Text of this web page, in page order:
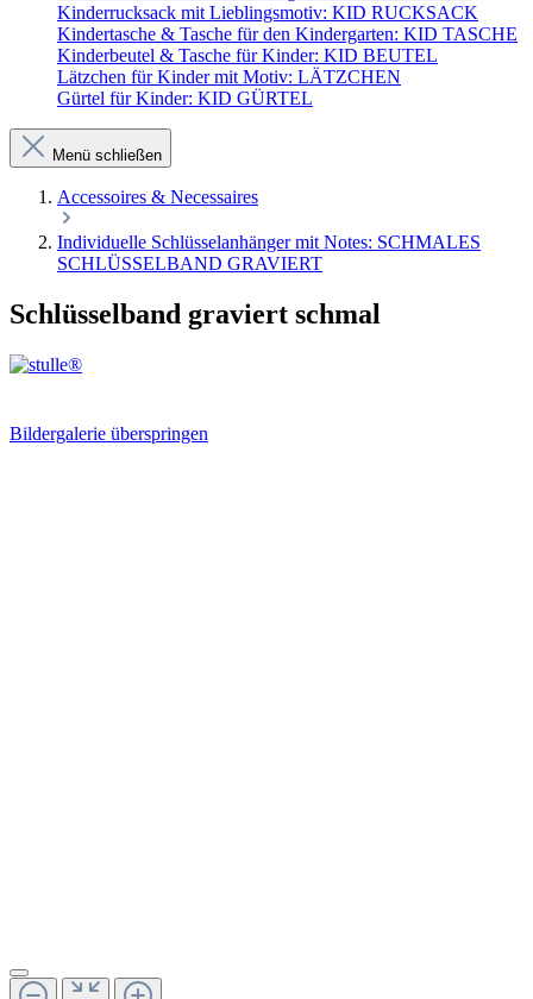
Kinderrucksack mit Lieblingsmotiv: KID RUCKSACK
Kindertasche & Tasche für den Kindergarten: KID TASCHE
Kinderbeutel & Tasche für Kinder: KID BEUTEL
Lätzchen für Kinder mit Motiv: LÄTZCHEN
Gürtel für Kinder: KID GÜRTEL
Menü schließen
Accessoires & Necessaires
Individuelle Schlüsselanhänger mit Notes: SCHMALES
SCHLÜSSELBAND GRAVIERT
Schlüsselband graviert schmal
Bildergalerie überspringen